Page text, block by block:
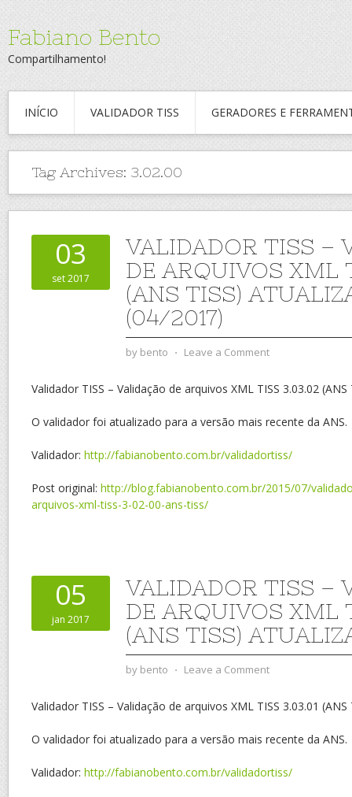
Fabiano Bento
Compartilhamento!
INÍCIO VALIDADOR TISS GERADORES E
Tag Archives: 3.02.00
03
set 2017
VALIDADOR TISS –
DE ARQUIVOS XML
(ANS TISS)
(04/2017)
by bento ⋅ Leave a Comment
Validador TISS – Validação de arquivos XML TISS 3.03.02
O validador foi atualizado para a versão mais recente da ANS.
Validador: http://fabianobento.com.br/validadortiss/
Post original: http://blog.fabianobento.com.br/2015/07/
arquivos-xml-tiss-3-02-00-ans-tiss/
05
jan 2017
VALIDADOR TISS –
DE ARQUIVOS XML
(ANS TISS)
by bento ⋅ Leave a Comment
Validador TISS – Validação de arquivos XML TISS 3.03.01 (ANS
O validador foi atualizado para a versão mais recente da ANS.
Validador: http://fabianobento.com.br/validadortiss/